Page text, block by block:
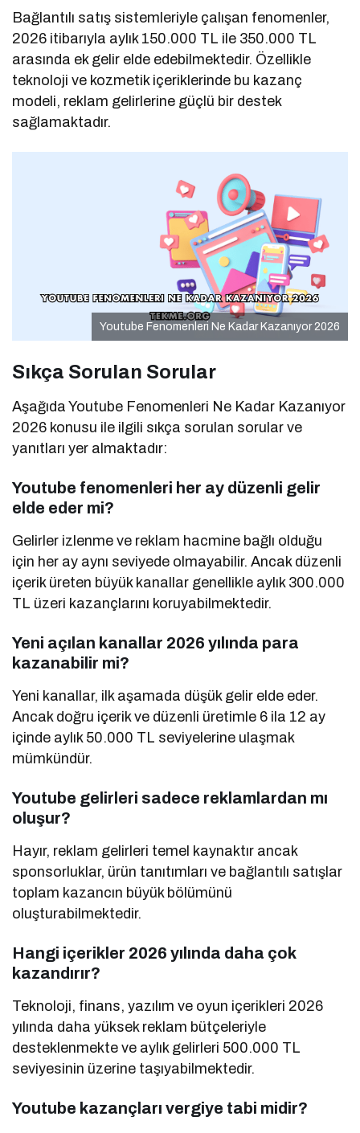
Bağlantılı satış sistemleriyle çalışan fenomenler,
2026 itibarıyla aylık 150.000 TL ile 350.000 TL
arasında ek gelir elde edebilmektedir. Özellikle
teknoloji ve kozmetik içeriklerinde bu kazanç
modeli, reklam gelirlerine güçlü bir destek
sağlamaktadır.
Youtube Fenomenleri Ne Kadar Kazanıyor 2026
Sıkça Sorulan Sorular
Aşağıda Youtube Fenomenleri Ne Kadar Kazanıyor
2026 konusu ile ilgili sıkça sorulan sorular ve
yanıtları yer almaktadır:
Youtube fenomenleri her ay düzenli gelir
elde eder mi?
Gelirler izlenme ve reklam hacmine bağlı olduğu
için her ay aynı seviyede olmayabilir. Ancak düzenli
içerik üreten büyük kanallar genellikle aylık 300.000
TL üzeri kazançlarını koruyabilmektedir.
Yeni açılan kanallar 2026 yılında para
kazanabilir mi?
Yeni kanallar, ilk aşamada düşük gelir elde eder.
Ancak doğru içerik ve düzenli üretimle 6 ila 12 ay
içinde aylık 50.000 TL seviyelerine ulaşmak
mümkündür.
Youtube gelirleri sadece reklamlardan mı
oluşur?
Hayır, reklam gelirleri temel kaynaktır ancak
sponsorluklar, ürün tanıtımları ve bağlantılı satışlar
toplam kazancın büyük bölümünü
oluşturabilmektedir.
Hangi içerikler 2026 yılında daha çok
kazandırır?
Teknoloji, finans, yazılım ve oyun içerikleri 2026
yılında daha yüksek reklam bütçeleriyle
desteklenmekte ve aylık gelirleri 500.000 TL
seviyesinin üzerine taşıyabilmektedir.
Youtube kazançları vergiye tabi midir?